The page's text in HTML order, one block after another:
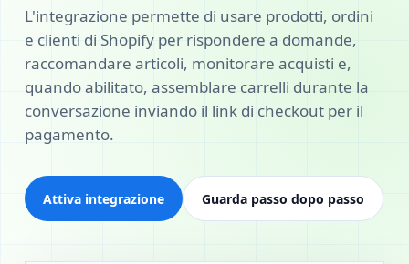
L'integrazione permette di usare prodotti, ordini
e clienti di Shopify per rispondere a domande,
raccomandare articoli, monitorare acquisti e,
quando abilitato, assemblare carrelli durante la
conversazione inviando il link di checkout per il
pagamento.
Attiva integrazione Guarda passo dopo passo